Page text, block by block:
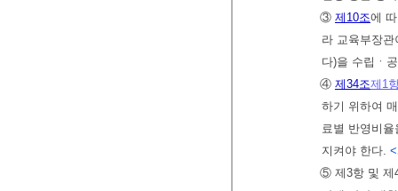
③ 제10조에
라 교육부장
다)을 수립ㆍ
④ 제34조제1
하기 위하여
료별 반영비
지켜야 한다.
⑤ 제3항 및 제